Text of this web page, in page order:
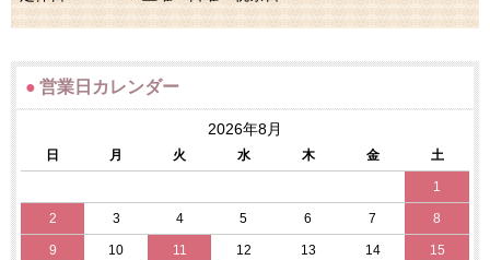
● 営業日カレンダー
2026年8月
日 月 火 水 木 金 土
1
2 3 4 5 6 7 8
9 10 11 12 13 14 15